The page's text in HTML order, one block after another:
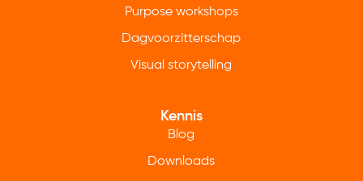
Purpose workshops
Dagvoorzitterschap
Visual storytelling
Kennis
Blog
Downloads